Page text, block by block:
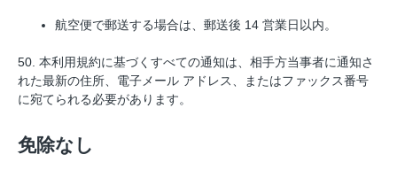
航空便で郵送する場合は、郵送後 14 営業日以内。
50. 本利用規約に基づくすべての通知は、相手方当事者に通知さ
れた最新の住所、電子メール アドレス、またはファックス番号
に宛てられる必要があります。
免除なし